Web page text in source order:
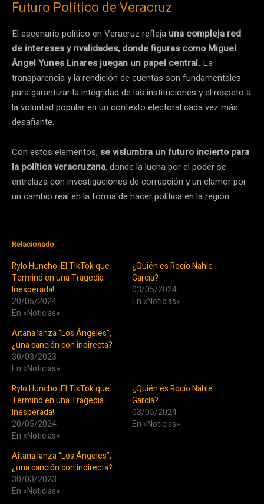
Futuro Político de Veracruz
El escenario político en Veracruz refleja una compleja red
de intereses y rivalidades, donde figuras como Miguel
Ángel Yunes Linares juegan un papel central. La
transparencia y la rendición de cuentas son fundamentales
para garantizar la integridad de las instituciones y el respeto a
la voluntad popular en un contexto electoral cada vez más
desafiante.
Con estos elementos, se vislumbra un futuro incierto para
la política veracruzana, donde la lucha por el poder se
entrelaza con investigaciones de corrupción y un clamor por
un cambio real en la forma de hacer política en la región.
Relacionado
Rylo Huncho ¡El TikTok que
Terminó en una Tragedia
Inesperada!
20/05/2024
En «Noticias»
¿Quién es Rocío Nahle
García?
03/05/2024
En «Noticias»
Aitana lanza “Los Ángeles”,
¿una canción con indirecta?
30/03/2023
En «Noticias»
Rylo Huncho ¡El TikTok que
Terminó en una Tragedia
Inesperada!
20/05/2024
En «Noticias»
¿Quién es Rocío Nahle
García?
03/05/2024
En «Noticias»
Aitana lanza “Los Ángeles”,
¿una canción con indirecta?
30/03/2023
En «Noticias»